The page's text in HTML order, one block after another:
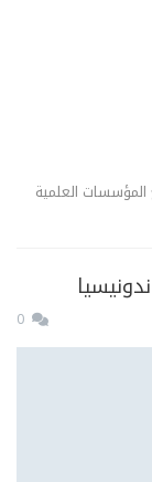
المؤسسات العلمية